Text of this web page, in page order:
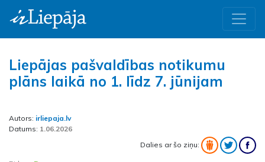
Liepājas pašvaldības notikumu
plāns laikā no 1. līdz 7. jūnijam
Autors: irliepaja.lv
Datums: 1.06.2026
Dalies ar šo ziņu: